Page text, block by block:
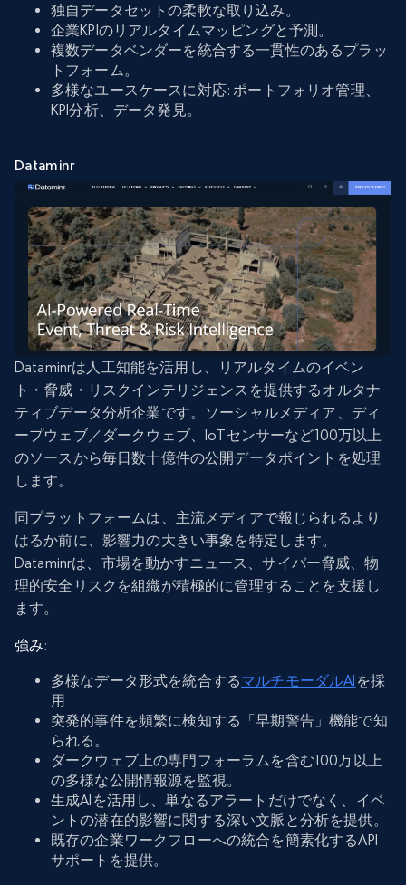
独自データセットの柔軟な取り込み。
企業KPIのリアルタイムマッピングと予測。
複数データベンダーを統合する一貫性のあるプラッ
トフォーム。
多様なユースケースに対応: ポートフォリオ管理、
KPI分析、データ発見。
Dataminr
Dataminrは人工知能を活用し、リアルタイムのイベン
ト・脅威・リスクインテリジェンスを提供するオルタナ
ティブデータ分析企業です。ソーシャルメディア、ディ
ープウェブ／ダークウェブ、IoTセンサーなど100万以上
のソースから毎日数十億件の公開データポイントを処理
します。
同プラットフォームは、主流メディアで報じられるより
はるか前に、影響力の大きい事象を特定します。
Dataminrは、市場を動かすニュース、サイバー脅威、物
理的安全リスクを組織が積極的に管理することを支援し
ます。
強み:
多様なデータ形式を統合するマルチモーダルAI を採
用
突発的事件を頻繁に検知する「早期警告」機能で知
られる。
ダークウェブ上の専門フォーラムを含む100万以上
の多様な公開情報源を監視。
生成AIを活用し、単なるアラートだけでなく、イベ
ントの潜在的影響に関する深い文脈と分析を提供。
既存の企業ワークフローへの統合を簡素化するAPI
サポートを提供。